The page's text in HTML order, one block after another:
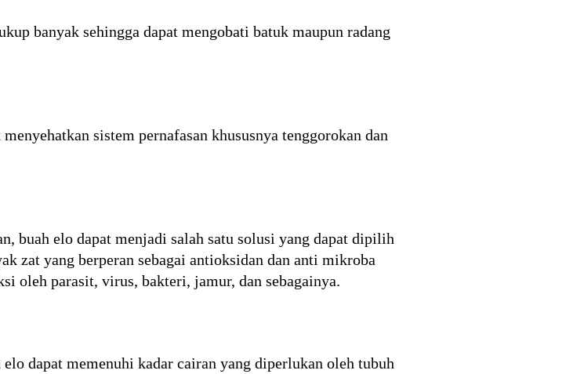
banyak sehingga dapat mengobati batuk maupun radang
sistem pernafasan khususnya tenggorokan dan
buah elo dapat menjadi salah satu solusi yang dapat dipilih
zat yang berperan sebagai antioksidan dan anti mikroba
oleh parasit, virus, bakteri, jamur, dan sebagainya.
dapat memenuhi kadar cairan yang diperlukan oleh tubuh